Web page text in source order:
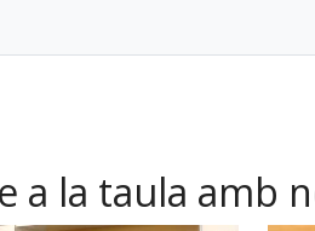
a la taula amb